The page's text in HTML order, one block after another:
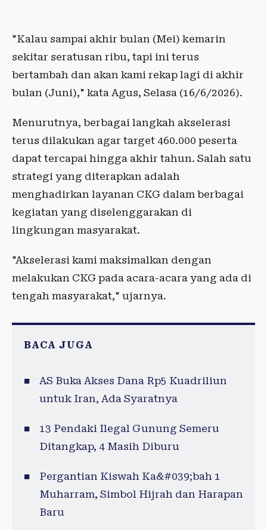
"Kalau sampai akhir bulan (Mei) kemarin
sekitar seratusan ribu, tapi ini terus
bertambah dan akan kami rekap lagi di akhir
bulan (Juni)," kata Agus, Selasa (16/6/2026).
Menurutnya, berbagai langkah akselerasi
terus dilakukan agar target 460.000 peserta
dapat tercapai hingga akhir tahun. Salah satu
strategi yang diterapkan adalah
menghadirkan layanan CKG dalam berbagai
kegiatan yang diselenggarakan di
lingkungan masyarakat.
"Akselerasi kami maksimalkan dengan
melakukan CKG pada acara-acara yang ada di
tengah masyarakat," ujarnya.
BACA JUGA
AS Buka Akses Dana Rp5 Kuadriliun
untuk Iran, Ada Syaratnya
13 Pendaki Ilegal Gunung Semeru
Ditangkap, 4 Masih Diburu
Pergantian Kiswah Ka&#039;bah 1
Muharram, Simbol Hijrah dan Harapan
Baru